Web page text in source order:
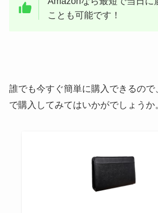
ことも可能です！
誰でも今すぐ簡単に購入できるので
で購入してみてはいかがでしょうか